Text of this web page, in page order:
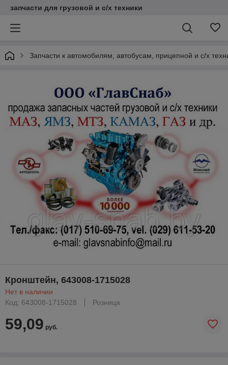
запчасти для грузовой и с/х техники
Запчасти к автомобилям, автобусам, прицепной и с/х
Кронштейн, 643008-1715028
Нет в наличии
Код: 643008-1715028
Розница
59,09 руб.